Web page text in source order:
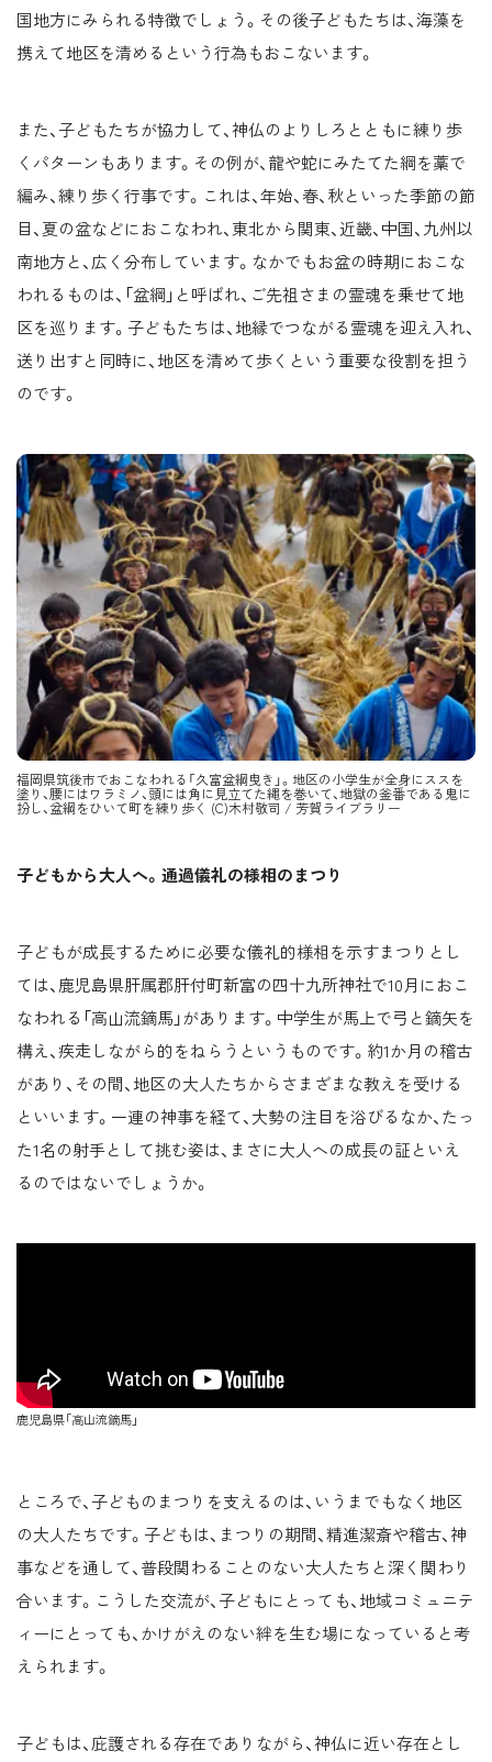
国地方にみられる特徴でしょう。その後子どもたちは、海藻を
携えて地区を清めるという行為もおこないます。
また、子どもたちが協力して、神仏のよりしろとともに練り歩
くパターンもあります。その例が、龍や蛇にみたてた綱を藁で
編み、練り歩く行事です。これは、年始、春、秋といった季節の節
目、夏の盆などにおこなわれ、東北から関東、近畿、中国、九州以
南地方と、広く分布しています。なかでもお盆の時期におこな
われるものは、「盆綱」と呼ばれ、ご先祖さまの霊魂を乗せて地
区を巡ります。子どもたちは、地縁でつながる霊魂を迎え入れ、
送り出すと同時に、地区を清めて歩くという重要な役割を担う
のです。
福岡県筑後市でおこなわれる「久富盆綱曳き」。地区の小学生が全身にススを
塗り、腰にはワラミノ、頭には角に見立てた縄を巻いて、地獄の釜番である鬼に
扮し、盆綱をひいて町を練り歩く (C)木村敬司 / 芳賀ライブラリー
子どもから大人へ。通過儀礼の様相のまつり
子どもが成長するために必要な儀礼的様相を示すまつりとし
ては、鹿児島県肝属郡肝付町新富の四十九所神社で10月におこ
なわれる「高山流鏑馬」があります。中学生が馬上で弓と鏑矢を
構え、疾走しながら的をねらうというものです。約1か月の稽古
があり、その間、地区の大人たちからさまざまな教えを受ける
といいます。一連の神事を経て、大勢の注目を浴びるなか、たっ
た1名の射手として挑む姿は、まさに大人への成長の証といえ
るのではないでしょうか。
鹿児島県「高山流鏑馬」
ところで、子どものまつりを支えるのは、いうまでもなく地区
の大人たちです。子どもは、まつりの期間、精進潔斎や稽古、神
事などを通して、普段関わることのない大人たちと深く関わり
合います。こうした交流が、子どもにとっても、地域コミュニテ
ィーにとっても、かけがえのない絆を生む場になっていると考
えられます。
子どもは、庇護される存在でありながら、神仏に近い存在とし